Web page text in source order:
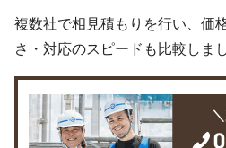
複数社で相見積もりを行い、価
さ・対応のスピードも比較しま